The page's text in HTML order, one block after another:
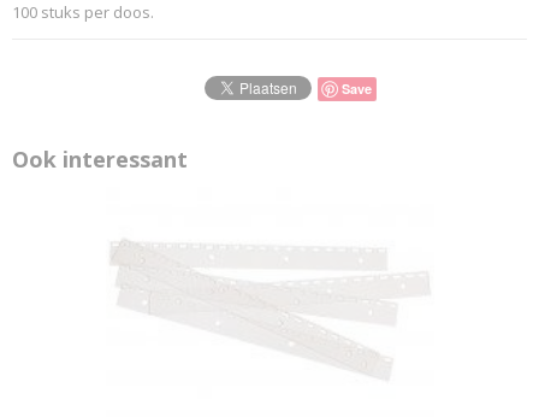
100 stuks per doos.
Save
Ook interessant